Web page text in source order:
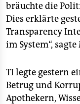
veranstaltungen
fragen & hilfe
unterstützen
bräuchte die
Dies erklärte
Transparency
im System“,
TI legte gestern
Betrug und
Apothekern,